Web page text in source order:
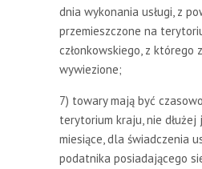
dnia wykonania usługi, z
przemieszczone na
członkowskiego, z którego
wywiezione;
7) towary mają być
terytorium kraju, nie
miesiące, dla świadczenia
podatnika posiadającego